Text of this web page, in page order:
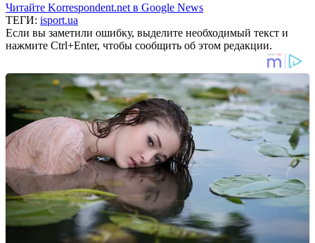
Читайте Korrespondent.net в Google News
ТЕГИ: isport.ua
Если вы заметили ошибку, выделите необходимый текст и
нажмите Ctrl+Enter, чтобы сообщить об этом редакции.